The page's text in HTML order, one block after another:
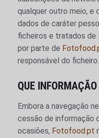
qualquer outro meio, e
dados de caráter
ficheiros e tratados de
por parte de
responsável do ficheiro.
QUE
Embora a navegação
cessão de informação
ocasiões, Fotofood.pt